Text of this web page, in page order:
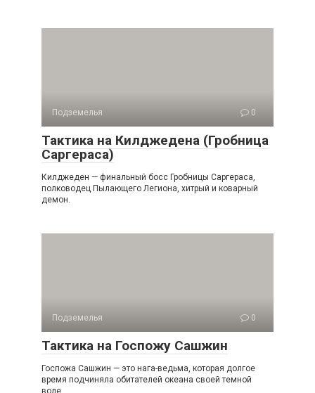
Подземелья 0
Тактика на Килджедена (Гробница
Саргераса)
Килджеден — финальный босс Гробницы Саргераса,
полководец Пылающего Легиона, хитрый и коварный
демон.
Подземелья 0
Тактика на Госпожу Сашжин
Госпожа Сашжин — это нага-ведьма, которая долгое
время подчиняла обитателей океана своей темной
воле.